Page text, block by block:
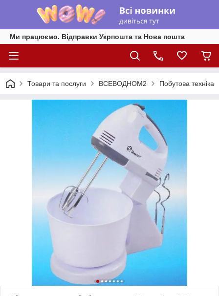
Ми працюємо. Відправки Укрпошта та Нова пошта
Товари та послуги ВСЕВОДНОМ2 Побутова техніка